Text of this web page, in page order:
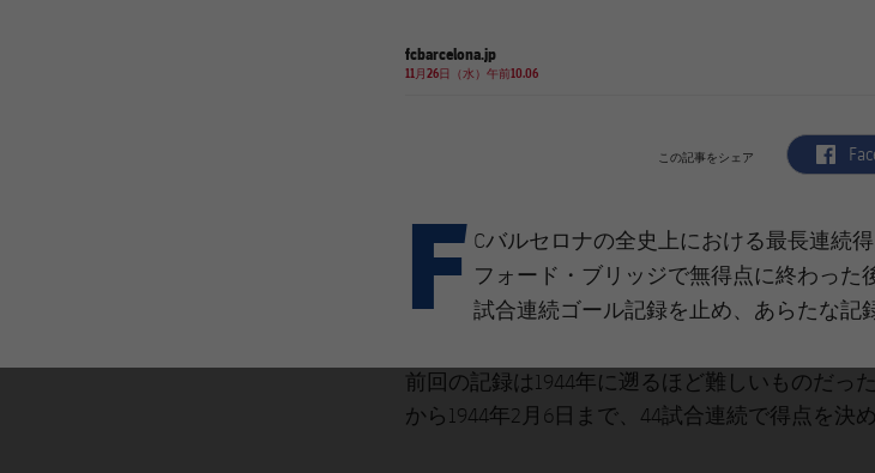
fcbarcelona.jp
11月26日（水）午前10.06
この記事をシェア
F Cバルセロナの全史上における最長連続
フォード・ブリッジで無得点に終わった
試合連続ゴール記録を止め、あらたな記
前回の記録は1944年に遡るほど難しいものだっ
から1944年2月6日まで、44試合連続で得点を決め